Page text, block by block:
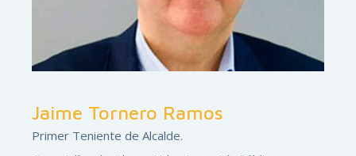
Jaime Tornero Ramos
Primer Teniente de Alcalde.